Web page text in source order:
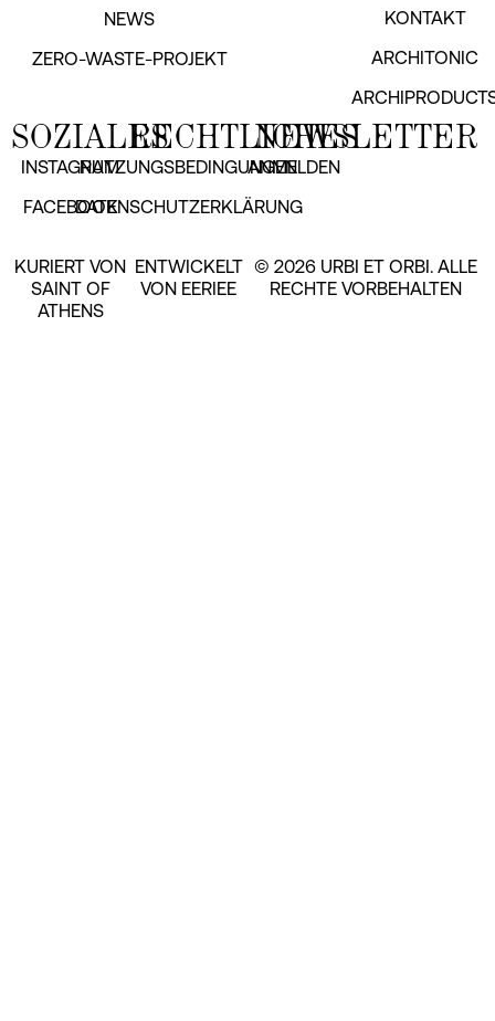
NEWS
ZERO-WASTE-PROJEKT
KONTAKT
ARCHITONIC
NEWSLETTER
ANMELDEN
RECHTLICHES
NUTZUNGSBEDINGUNGEN
DATENSCHUTZERKLÄRUNG
SOZIALES
INSTAGRAM
FACEBOOK
© 2026 URBI ET ORBI. ALLE
RECHTE VORBEHALTEN
KURIERT VON
SAINT OF
ATHENS
ENTWICKELT
VON EERIEE